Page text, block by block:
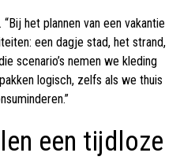
het plannen van een vakantie
een dagje stad, het strand,
scenario’s nemen we kleding
logisch, zelfs als we thuis
een tijdloze